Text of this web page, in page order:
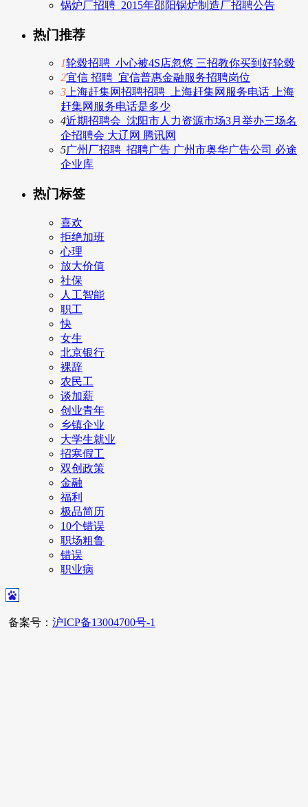
锅炉厂招聘_2015年邵阳锅炉制造厂招聘公告
热门推荐
1轮毂招聘_小心被4S店忽悠 三招教你买到好轮毂
2宜信 招聘_宜信普惠金融服务招聘岗位
3 上海赶集网招聘招聘_上海赶集网服务电话 上海
赶集网服务电话是多少
4近期招聘会_沈阳市人力资源市场3月举办三场名
企招聘会 大辽网 腾讯网
5广州厂招聘_招聘广告 广州市奥华广告公司 必途
企业库
热门标签
喜欢
拒绝加班
心理
放大价值
社保
人工智能
职工
快
女生
北京银行
裸辞
农民工
谈加薪
创业青年
乡镇企业
大学生就业
招寒假工
双创政策
金融
福利
极品简历
10个错误
职场粗鲁
错误
职业病
备案号： 沪ICP备13004700号-1